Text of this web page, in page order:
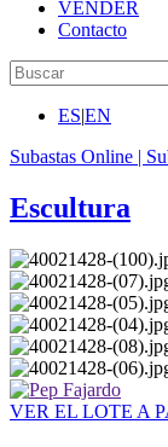
VENDER
Contacto
ES|EN
Subastas Online |
Escultura
VER EL LOTE A